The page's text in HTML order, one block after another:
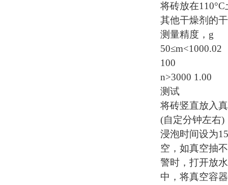
将砖放在
其他干燥剂的
测量精度， g
50≤m<1000.02
100
n>3000 1.00
测试
将砖竖直放入
(自定分钟左右)
浸泡时间设为
空，如真空抽
警时，打开放
中，将真空容